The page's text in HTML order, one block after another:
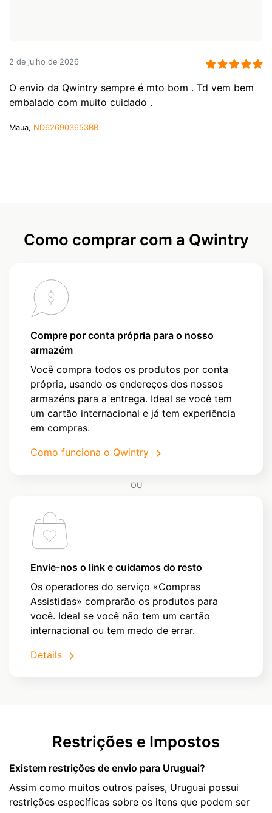
2 de julho de 2026
O envio da Qwintry sempre é mto bom . Td vem bem
embalado com muito cuidado .
Maua, ND626903653BR
Como comprar com a Qwintry
Compre por conta própria para o nosso
armazém
Você compra todos os produtos por conta
própria, usando os endereços dos nossos
armazéns para a entrega. Ideal se você tem
um cartão internacional e já tem experiência
em compras.
Como funciona o Qwintry
OU
Envie-nos o link e cuidamos do resto
Os operadores do serviço «Compras
Assistidas» comprarão os produtos para
você. Ideal se você não tem um cartão
internacional ou tem medo de errar.
Details
Restrições e Impostos
Existem restrições de envio para Uruguai?
Assim como muitos outros países, Uruguai possui
restrições específicas sobre os itens que podem ser